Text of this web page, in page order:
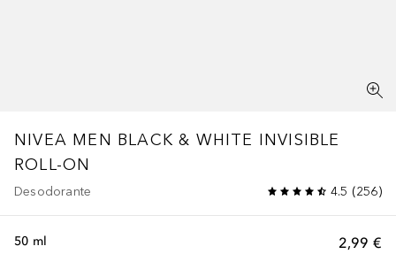
NIVEA MEN BLACK & WHITE INVISIBLE
ROLL-ON
Desodorante 4.5 (256)
2,99 €
50 ml